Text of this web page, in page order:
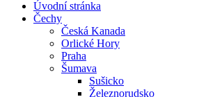
Úvodní stránka
Čechy
Česká Kanada
Orlické Hory
Praha
Šumava
Sušicko
Železnorudsko